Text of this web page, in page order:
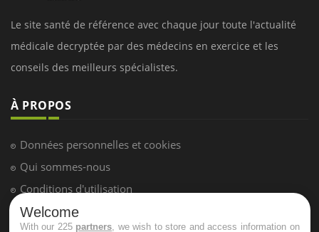
Le site santé de référence avec chaque jour toute l'actualité
médicale decryptée par des médecins en exercice et les
conseils des meilleurs spécialistes.
À PROPOS
Données personnelles et cookies
Qui sommes-nous
Conditions d'utilisation
Plan du site
Welcome
With our 225 partners , we wish to store and access information on